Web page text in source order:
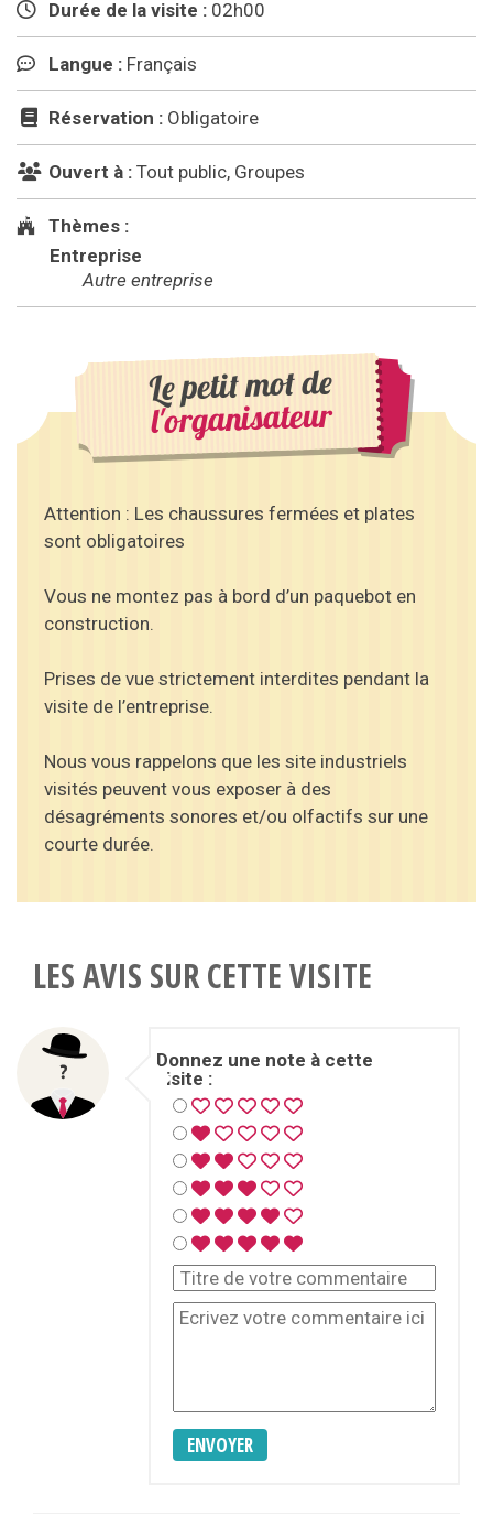
Durée de la visite : 02h00
Langue : Français
Réservation : Obligatoire
Ouvert à : Tout public, Groupes
Thèmes :
Entreprise
Autre entreprise
Le petit mot de
l'organisateur
Attention : Les chaussures fermées et plates
sont obligatoires
Vous ne montez pas à bord d’un paquebot en
construction.
Prises de vue strictement interdites pendant la
visite de l’entreprise.
Nous vous rappelons que les site industriels
visités peuvent vous exposer à des
désagréments sonores et/ou olfactifs sur une
courte durée.
LES AVIS SUR CETTE VISITE
Donnez une note à cette
visite :
ENVOYER